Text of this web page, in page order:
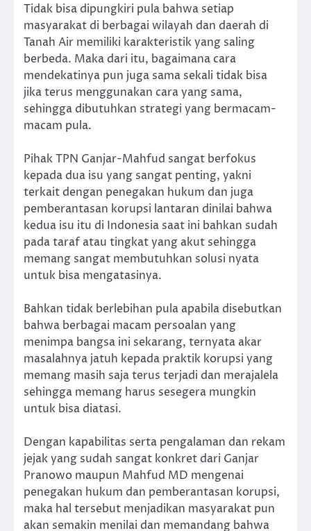
Tidak bisa dipungkiri pula bahwa setiap
masyarakat di berbagai wilayah dan daerah di
Tanah Air memiliki karakteristik yang saling
berbeda. Maka dari itu, bagaimana cara
mendekatinya pun juga sama sekali tidak bisa
jika terus menggunakan cara yang sama,
sehingga dibutuhkan strategi yang bermacam-
macam pula.
Pihak TPN Ganjar-Mahfud sangat berfokus
kepada dua isu yang sangat penting, yakni
terkait dengan penegakan hukum dan juga
pemberantasan korupsi lantaran dinilai bahwa
kedua isu itu di Indonesia saat ini bahkan sudah
pada taraf atau tingkat yang akut sehingga
memang sangat membutuhkan solusi nyata
untuk bisa mengatasinya.
Bahkan tidak berlebihan pula apabila disebutkan
bahwa berbagai macam persoalan yang
menimpa bangsa ini sekarang, ternyata akar
masalahnya jatuh kepada praktik korupsi yang
memang masih saja terus terjadi dan merajalela
sehingga memang harus sesegera mungkin
untuk bisa diatasi.
Dengan kapabilitas serta pengalaman dan rekam
jejak yang sudah sangat konkret dari Ganjar
Pranowo maupun Mahfud MD mengenai
penegakan hukum dan pemberantasan korupsi,
maka hal tersebut menjadikan masyarakat pun
akan semakin menilai dan memandang bahwa